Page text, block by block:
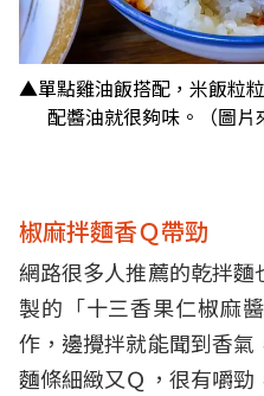
▲單點雞油飯搭配，米飯粒
配醬油就很夠味。（圖片
椒麻拌麵香Ｑ帶勁
網路很多人推薦的乾拌
製的「十三香果仁椒麻
作，邊攪拌就能聞到香氣
麵條細緻又Ｑ，很有嚼勁